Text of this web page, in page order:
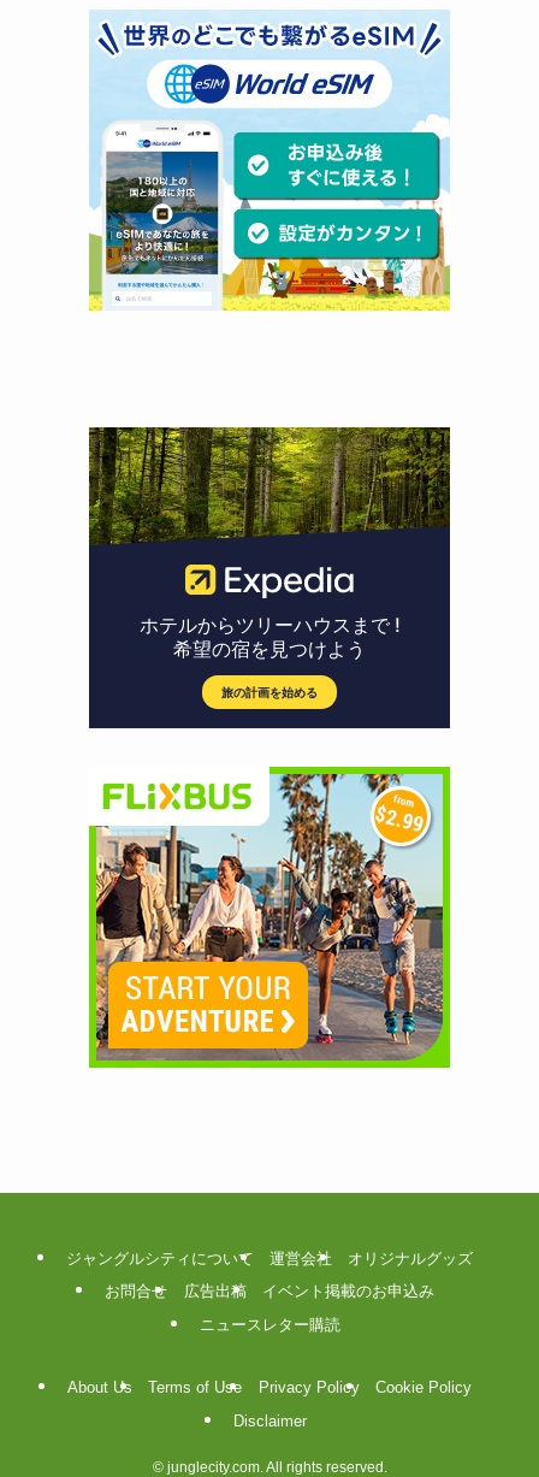
ジャングルシティについて 運営会社
オリジナルグッズ
お問合せ
広告出稿
イベント掲載のお申込み
ニュースレター購読
About Us Terms of Use Privacy Policy
Cookie Policy
Disclaimer
©junglecity.com. All rights reserved.